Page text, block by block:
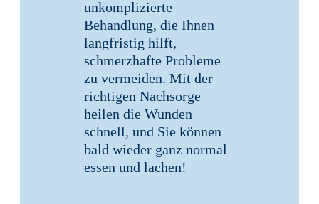
unkomplizierte
Behandlung, die Ihnen
langfristig hilft,
schmerzhafte Probleme
zu vermeiden. Mit der
richtigen Nachsorge
heilen die Wunden
schnell, und Sie können
bald wieder ganz normal
essen und lachen!